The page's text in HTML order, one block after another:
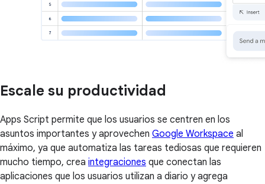
Escale su productividad
Apps Script permite que los usuarios se centren en los
asuntos importantes y aprovechen Google Workspace al
máximo, ya que automatiza las tareas tediosas que requieren
mucho tiempo, crea integraciones que conectan las
aplicaciones que los usuarios utilizan a diario y agrega